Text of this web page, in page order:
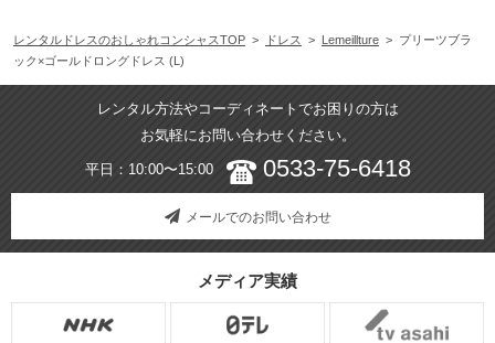
レンタルドレスのおしゃれコンシャスTOP > ドレス > Lemeillture > プリーツブラ
ック×ゴールドロングドレス (L)
レンタル方法やコーディネートでお困りの方は
お気軽にお問い合わせください。
平日：10:00〜15:00 0533-75-6418
メールでのお問い合わせ
メディア実績